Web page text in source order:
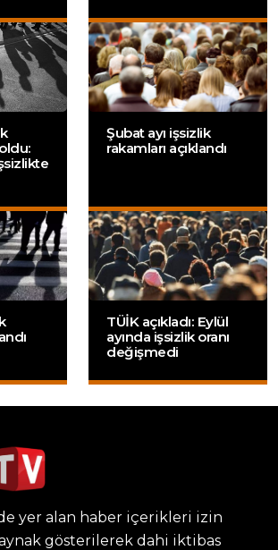
Şubat ayı işsizlik
rakamları açıklandı
TÜİK açıkladı: Eylül
ayında işsizlik oranı
değişmedi
yer alan haber içerikleri izin
gösterilerek dahi iktibas